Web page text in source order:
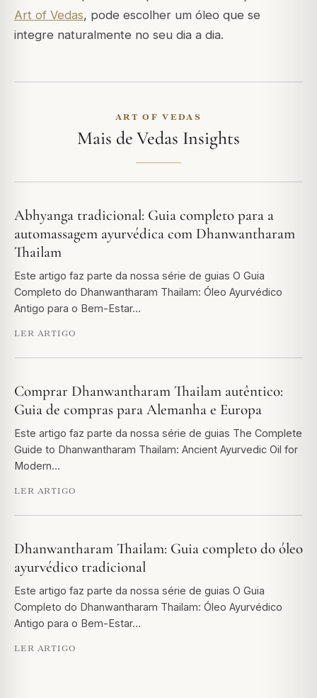
Art of Vedas, pode escolher um óleo que se
integre naturalmente no seu dia a dia.
ART OF VEDAS
Mais de Vedas Insights
Abhyanga tradicional: Guia completo para a
automassagem ayurvédica com Dhanwantharam
Thailam
Este artigo faz parte da nossa série de guias O Guia
Completo do Dhanwantharam Thailam: Óleo Ayurvédico
Antigo para o Bem-Estar…
LER ARTIGO
Comprar Dhanwantharam Thailam autêntico:
Guia de compras para Alemanha e Europa
Este artigo faz parte da nossa série de guias The Complete
Guide to Dhanwantharam Thailam: Ancient Ayurvedic Oil for
Modern…
LER ARTIGO
Dhanwantharam Thailam: Guia completo do óleo
ayurvédico tradicional
Este artigo faz parte da nossa série de guias O Guia
Completo do Dhanwantharam Thailam: Óleo Ayurvédico
Antigo para o Bem-Estar…
LER ARTIGO